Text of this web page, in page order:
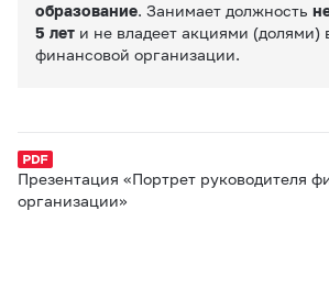
образование. Занимает должность
5 лет и не владеет акциями (долями)
финансовой организации.
Презентация «Портрет руководителя
организации»